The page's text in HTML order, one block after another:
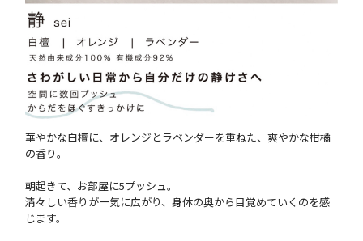
華やかな白檀に、オレンジとラベンダーを重ねた、爽やかな柑橘
の香り。
朝起きて、お部屋に5プッシュ。
清々しい香りが一気に広がり、身体の奥から目覚めていくのを感
じます。